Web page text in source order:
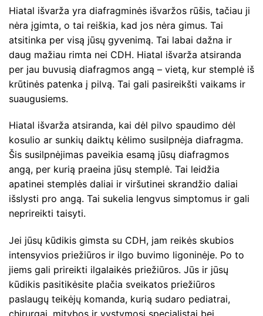
Hiatal išvarža yra diafragminės išvaržos rūšis, tačiau ji
nėra įgimta, o tai reiškia, kad jos nėra gimus. Tai
atsitinka per visą jūsų gyvenimą. Tai labai dažna ir
daug mažiau rimta nei CDH. Hiatal išvarža atsiranda
per jau buvusią diafragmos angą – vietą, kur stemplė iš
krūtinės patenka į pilvą. Tai gali pasireikšti vaikams ir
suaugusiems.
Hiatal išvarža atsiranda, kai dėl pilvo spaudimo dėl
kosulio ar sunkių daiktų kėlimo susilpnėja diafragma.
Šis susilpnėjimas paveikia esamą jūsų diafragmos
angą, per kurią praeina jūsų stemplė. Tai leidžia
apatinei stemplės daliai ir viršutinei skrandžio daliai
išslysti pro angą. Tai sukelia lengvus simptomus ir gali
neprireikti taisyti.
Jei jūsų kūdikis gimsta su CDH, jam reikės skubios
intensyvios priežiūros ir ilgo buvimo ligoninėje. Po to
jiems gali prireikti ilgalaikės priežiūros. Jūs ir jūsų
kūdikis pasitikėsite plačia sveikatos priežiūros
paslaugų teikėjų komanda, kurią sudaro pediatrai,